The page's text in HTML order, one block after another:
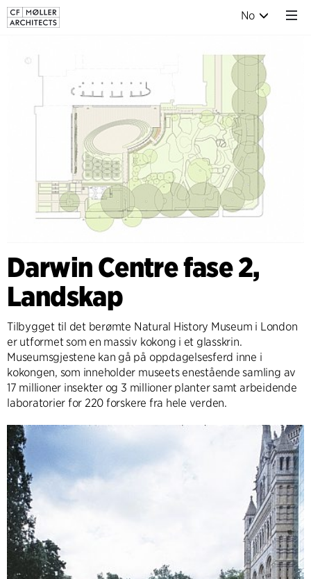
No
Darwin Centre fase 2,
Landskap
Tilbygget til det berømte Natural History Museum i London
er utformet som en massiv kokong i et glasskrin.
Museumsgjestene kan gå på oppdagelsesferd inne i
kokongen, som inneholder museets enestående samling av
17 millioner insekter og 3 millioner planter samt arbeidende
laboratorier for 220 forskere fra hele verden.